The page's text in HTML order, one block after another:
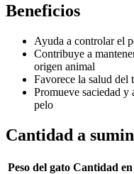
Beneficios
Ayuda a controlar el
Contribuye a
origen animal
Favorece la salud del
Promueve saciedad
pelo
Cantidad a
Peso del gato Cantidad